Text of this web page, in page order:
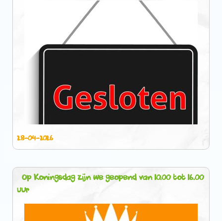
28-04-2026
Op Koningsdag zijn we geopend van 10.00 tot 16.00
uur